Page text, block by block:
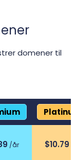
domener til
/år $10.79